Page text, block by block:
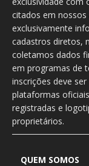
citados em
exclusivamente
cadastros diretos,
coletamos dados
em programas de
inscrições deve
plataformas
registradas e
proprietários.
QUEM SOMOS